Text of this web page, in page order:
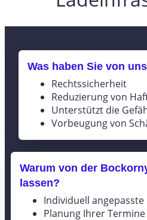
Was haben Sie von
Rechtssicherheit
Reduzierung von
Unterstützt die
Vorbeugung von
Warum von der
lassen?
Individuell
Planung Ihrer